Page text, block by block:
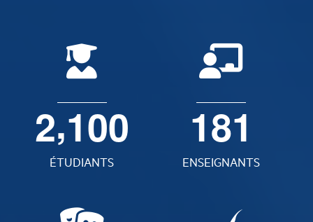
2,100
ÉTUDIANTS
181
ENSEIGNANTS